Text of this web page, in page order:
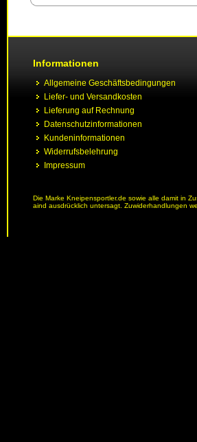
Informationen
Allgemeine Geschäftsbedingungen
Liefer- und Versandkosten
Lieferung auf Rechnung
Datenschutzinformationen
Kundeninformationen
Widerrufsbelehrung
Impressum
Die Marke Kneipensportler.de sowie alle damit in
aind ausdrücklich untersagt. Zuwiderhandlungen